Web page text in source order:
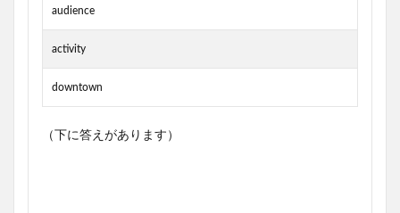
audience
activity
downtown
（下に答えがあります）